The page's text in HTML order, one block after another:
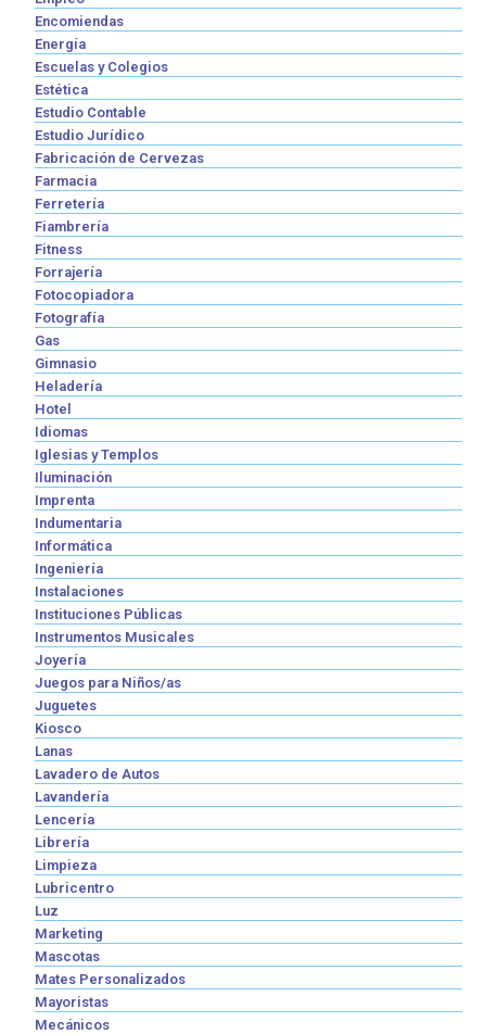
Encomiendas
Energía
Escuelas y Colegios
Estética
Estudio Contable
Estudio Jurídico
Fabricación de Cervezas
Farmacia
Ferretería
Fiambrería
Fitness
Forrajería
Fotocopiadora
Fotografía
Gas
Gimnasio
Heladería
Hotel
Idiomas
Iglesias y Templos
Iluminación
Imprenta
Indumentaria
Informática
Ingeniería
Instalaciones
Instituciones Públicas
Instrumentos Musicales
Joyería
Juegos para Niños/as
Juguetes
Kiosco
Lanas
Lavadero de Autos
Lavandería
Lencería
Librería
Limpieza
Lubricentro
Luz
Marketing
Mascotas
Mates Personalizados
Mayoristas
Mecánicos